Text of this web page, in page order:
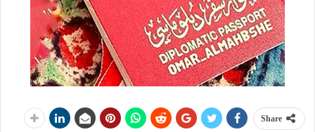
Share